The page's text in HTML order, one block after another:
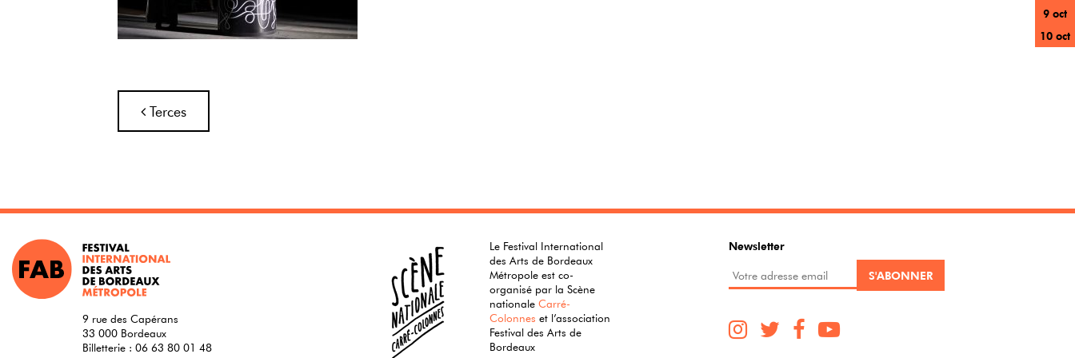
9 oct
10 oct
Navigation
Terces
9 rue des Capérans
33 000 Bordeaux
Billetterie : 06 63 80 01 48
Le Festival International
des Arts de Bordeaux
Métropole est co-
organisé par la Scène
nationaleCarré-
Colonnes et l’association
Festival des Arts de
Bordeaux
Newsletter